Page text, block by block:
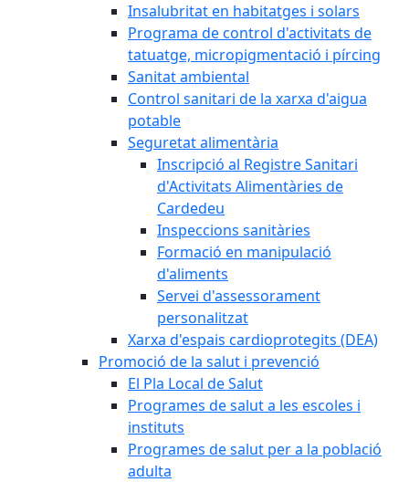
Insalubritat en habitatges i solars
Programa de control d'activitats de
tatuatge, micropigmentació i pírcing
Sanitat ambiental
Control sanitari de la xarxa d'aigua
potable
Seguretat alimentària
Inscripció al Registre Sanitari
d'Activitats Alimentàries de
Cardedeu
Inspeccions sanitàries
Formació en manipulació
d'aliments
Servei d'assessorament
personalitzat
Xarxa d'espais cardioprotegits (DEA)
Promoció de la salut i prevenció
El Pla Local de Salut
Programes de salut a les escoles i
instituts
Programes de salut per a la població
adulta